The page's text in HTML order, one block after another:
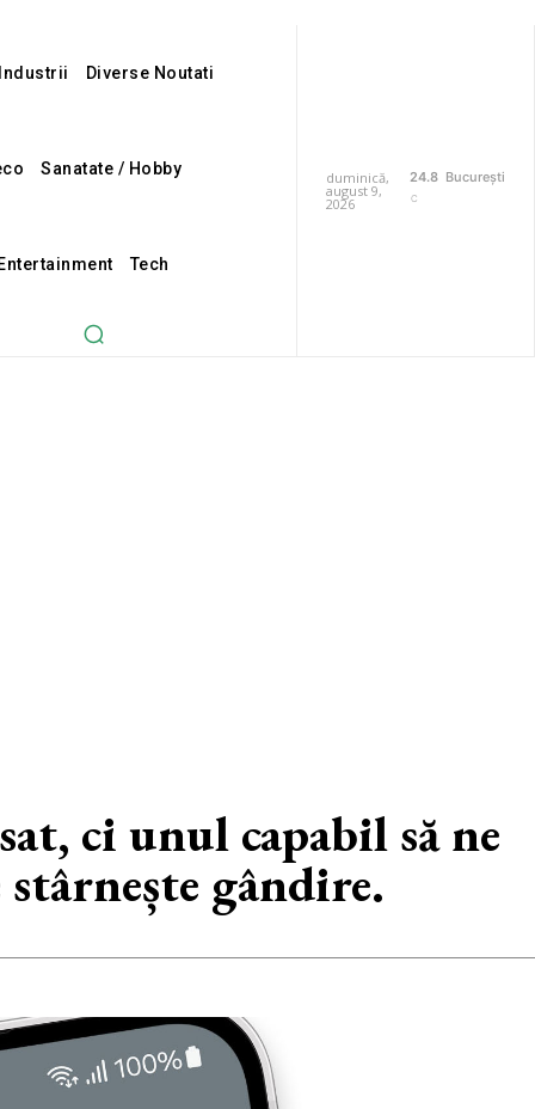
Diverse Noutati
Sanatate / Hobby
Tech
duminică,
august 9,
2026
24.8
C
București
ci unul capabil să ne
gândire.